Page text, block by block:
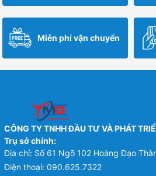
Miễn phí vận chuyển
CÔNG TY TNHH ĐẦU TƯ VÀ PHÁT
Trụ sở chính:
Địa chỉ: Số 61 Ngõ 102 Hoàng Đạo
Điện thoại: 090.625.7322